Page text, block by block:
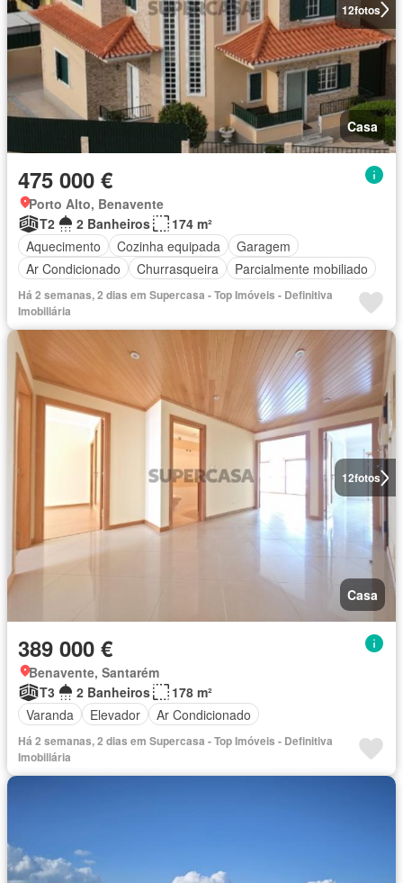
12fotos
Casa
475 000 €
Porto Alto, Benavente
T2
2 Banheiros
174 m²
Aquecimento
Cozinha equipada
Garagem
Ar Condicionado
Churrasqueira Parcialmente mobiliado
Há 2 semanas, 2 dias em Supercasa - Top Imóveis - Definitiva
Imobiliária
12fotos
Casa
389 000 €
Benavente, Santarém
T3
2 Banheiros
178 m²
Varanda
Elevador Ar Condicionado
Há 2 semanas, 2 dias em Supercasa - Top Imóveis - Definitiva
Imobiliária